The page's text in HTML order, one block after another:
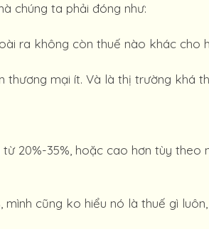
chúng ta phải đóng như:
ra không còn thuế nào khác cho
thương mại ít. Và là thị trường khá
20%-35%, hoặc cao hơn tùy theo
mình cũng ko hiểu nó là thuế gì